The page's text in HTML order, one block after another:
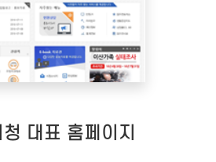
대표 홈페이지